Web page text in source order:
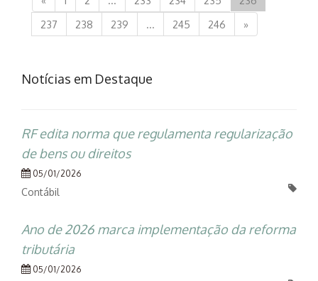
237
238 239 ... 245 246 »
Notícias em Destaque
RF edita norma que regulamenta regularização
de bens ou direitos
05/01/2026
Contábil
Ano de 2026 marca implementação da reforma
tributária
05/01/2026